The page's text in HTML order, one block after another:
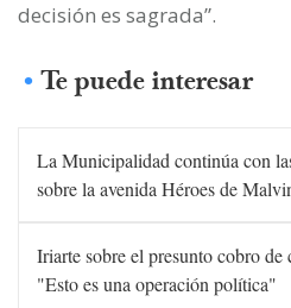
decisión es sagrada”.
Te puede interesar
La Municipalidad continúa con
sobre la avenida Héroes de
Iriarte sobre el presunto cobro de
"Esto es una operación política"